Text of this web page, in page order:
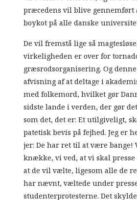
præcedens vil blive gennemført
boykot på alle danske
De vil fremstå lige så
virkeligheden er over for
græsrodsorganisering. Og
afvisning af at deltage i
med folkemord, hvilket gør
sidste lande i verden, der gør
som det, det er: Et utilgiveligt,
patetisk bevis på fejhed. Jeg er
jer: De har ret til at være bange!
knække, vi ved, at vi skal
at de vil vælte, ligesom alle de
har nævnt, væltede under
studenterprotesterne. Det